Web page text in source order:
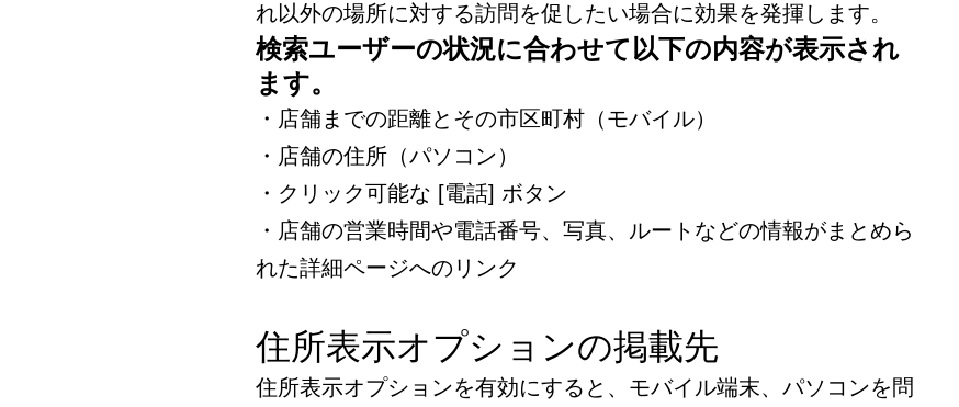
れ以外の場所に対する訪問を促したい場合に効果を発揮します。
検索ユーザーの状況に合わせて以下の内容が表示され
ます。
・店舗までの距離とその市区町村（モバイル）
・店舗の住所（パソコン）
・クリック可能な [電話] ボタン
・店舗の営業時間や電話番号、写真、ルートなどの情報がまとめら
れた詳細ページへのリンク
住所表示オプションの掲載先
住所表示オプションを有効にすると、モバイル端末、パソコンを問